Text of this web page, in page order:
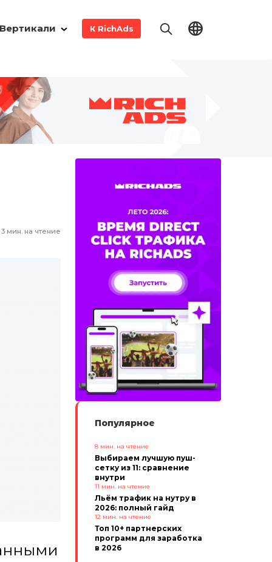
К RichAds
3 мин. на чтение
Популярное
8 мин. на чтение
Выбираем лучшую пуш-
сетку из 11: сравнение
внутри
11 мин. на чтение
Льём трафик на нутру в
2026: полный гайд
12 мин. на чтение
Топ 10+ партнерских
программ для заработка
в 2026